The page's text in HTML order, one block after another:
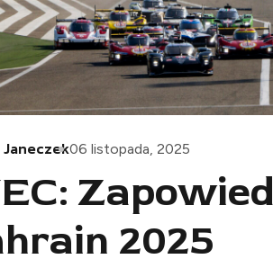
Janeczek06 listopada, 2025
2025